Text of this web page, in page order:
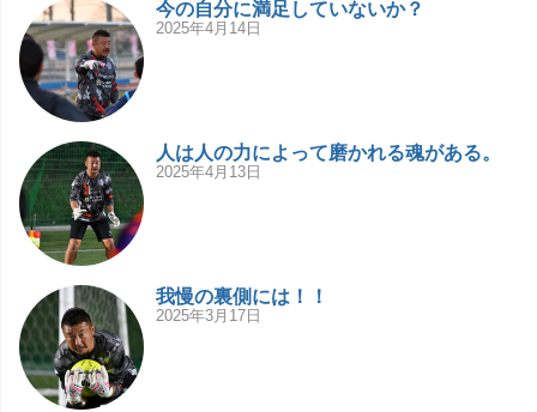
今の自分に満足していないか？
2025年4月14日
人は人の力によって磨かれる魂がある。
2025年4月13日
我慢の裏側には！！
2025年3月17日